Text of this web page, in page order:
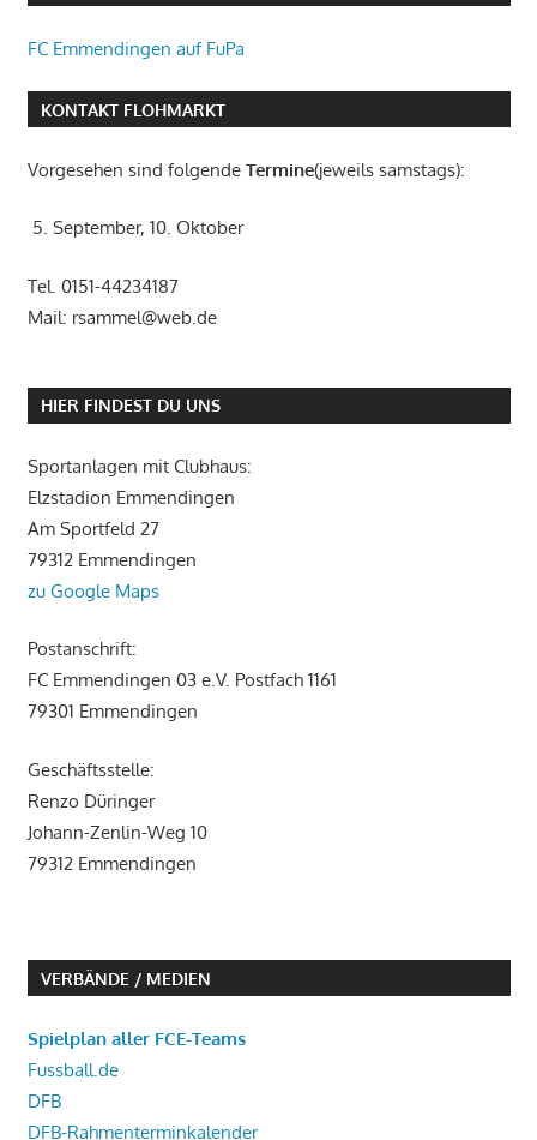
FC Emmendingen auf FuPa
KONTAKT FLOHMARKT
Vorgesehen sind folgende Termine(jeweils samstags):
5. September, 10. Oktober
Tel. 0151-44234187
Mail: rsammel@web.de
HIER FINDEST DU UNS
Sportanlagen mit Clubhaus:
Elzstadion Emmendingen
Am Sportfeld 27
79312 Emmendingen
zu Google Maps
Postanschrift:
FC Emmendingen 03 e.V. Postfach 1161
79301 Emmendingen
Geschäftsstelle:
Renzo Düringer
Johann-Zenlin-Weg 10
79312 Emmendingen
VERBÄNDE / MEDIEN
Spielplan aller FCE-Teams
Fussball.de
DFB
DFB-Rahmenterminkalender